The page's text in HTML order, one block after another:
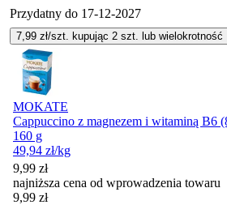
Przydatny do 17-12-2027
7,99 zł/szt. kupując 2 szt. lub wielokrotność
MOKATE
Cappuccino z magnezem i witaminą B6
160 g
49,94 zł/kg
9,99 zł
najniższa cena od wprowadzenia towaru
9,99 zł